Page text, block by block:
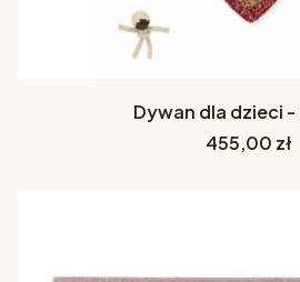
Dywan dla dzieci -
Cena
455,00 zł